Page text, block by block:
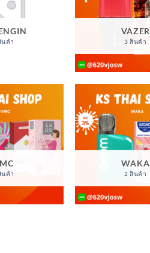
นค้า
VAZER
3 สินค้า
นค้า
WAKA
2 สินค้า